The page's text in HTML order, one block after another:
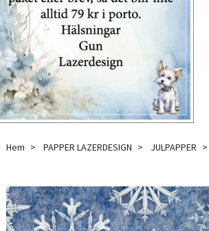
Hem PAPPER LAZERDESIGN JULPAPPER